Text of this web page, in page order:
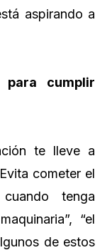
aspirando a
para cumplir
te lleve a
cometer el
tenga
“el
de estos